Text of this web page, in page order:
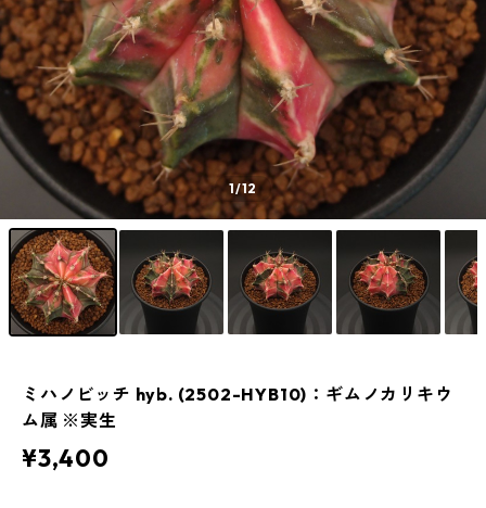
1/12
ミハノビッチ hyb. (2502-HYB10)：ギムノカリキウ
ム属 ※実生
¥3,400